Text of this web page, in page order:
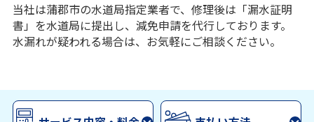
当社は蒲郡市の水道局指定業者で、修理後は「漏水証明
書」を水道局に提出し、減免申請を代行しております。
水漏れが疑われる場合は、お気軽にご相談ください。